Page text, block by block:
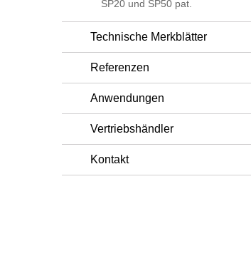
SP20 und SP50 pat.
Technische Merkblätter
Referenzen
Anwendungen
Vertriebshändler
Kontakt